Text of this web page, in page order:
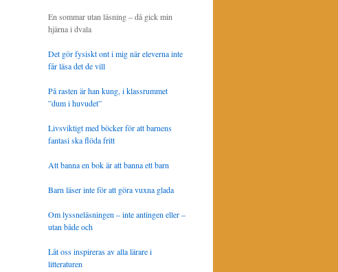
En sommar utan läsning – då gick min
hjärna i dvala
Det gör fysiskt ont i mig när eleverna inte
får läsa det de vill
På rasten är han kung, i klassrummet
”dum i huvudet”
Livsviktigt med böcker för att barnens
fantasi ska flöda fritt
Att banna en bok är att banna ett barn
Barn läser inte för att göra vuxna glada
Om lyssneläsningen – inte antingen eller –
utan både och
Låt oss inspireras av alla lärare i
litteraturen